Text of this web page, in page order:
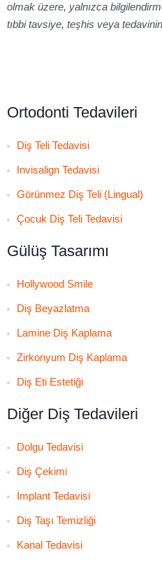
olmak üzere, yalnızca
tıbbi tavsiye, teşhis veya
Ortodonti Tedavileri
Diş Teli Tedavisi
Invisalign Tedavisi
Görünmez Diş Teli (Lingual)
Çocuk Diş Teli Tedavisi
Gülüş Tasarımı
Hollywood Smile
Diş Beyazlatma
Lamine Diş Kaplama
Zirkonyum Diş Kaplama
Diş Eti Estetiği
Diğer Diş Tedavileri
Dolgu Tedavisi
Diş Çekimi
İmplant Tedavisi
Diş Taşı Temizliği
Kanal Tedavisi